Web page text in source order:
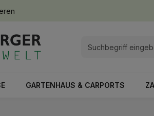
springen
GARTENHAUS & CARPORTS